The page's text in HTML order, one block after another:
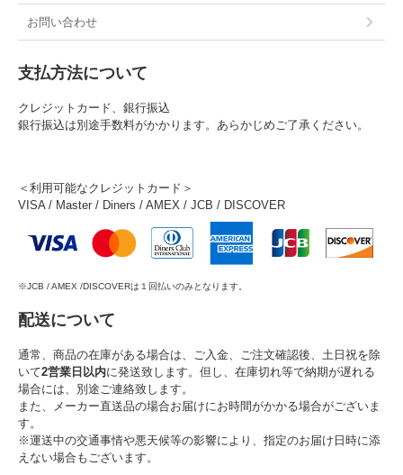
お問い合わせ
支払方法について
クレジットカード、銀行振込
銀行振込は別途手数料がかかります。あらかじめご了承ください。
＜利用可能なクレジットカード＞
VISA / Master / Diners / AMEX / JCB / DISCOVER
※JCB / AMEX /DISCOVERは１回払いのみとなります。
配送について
通常、商品の在庫がある場合は、ご入金、ご注文確認後、土日祝を除
いて2営業日以内に発送致します。但し、在庫切れ等で納期が遅れる
場合には、別途ご連絡致します。
また、メーカー直送品の場合お届けにお時間がかかる場合がございま
す。
※運送中の交通事情や悪天候等の影響により、指定のお届け日時に添
えない場合もございます。